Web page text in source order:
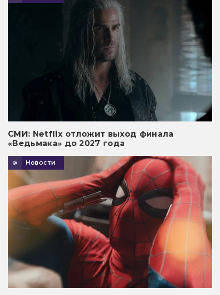
СМИ: Netflix отложит выход финала
«Ведьмака» до 2027 года
Новости